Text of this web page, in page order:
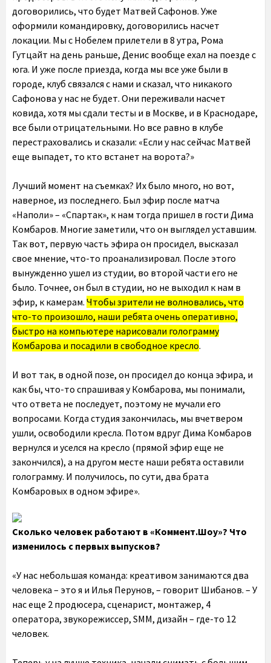
договорились, что будет Матвей Сафонов. Уже
оформили командировку, договорились насчет
локации. Мы с Нобелем прилетели в 8 утра, Рома
Гутцайт на день раньше, Денис вообще ехал на поезде с
юга. И уже после приезда, когда мы все уже были в
городе, клуб связался с нами и сказал, что никакого
Сафонова у нас не будет. Они переживали насчет
ковида, хотя мы сдали тесты и в Москве, и в Краснодаре,
все были отрицательными. Но все равно в клубе
перестраховались и сказали: «Если у нас сейчас Матвей
еще выпадет, то кто встанет на ворота?»
Лучший момент на съемках? Их было много, но вот,
наверное, из последнего. Был эфир после матча
«Наполи» – «Спартак», к нам тогда пришел в гости Дима
Комбаров. Многие заметили, что он выглядел уставшим.
Так вот, первую часть эфира он просидел, высказал
свое мнение, что-то проанализировал. После этого
вынужденно ушел из студии, во второй части его не
было. Точнее, он был в студии, но не выходил к нам в
эфир, к камерам. Чтобы зрители не волновались, что
что-то произошло, наши ребята очень оперативно,
быстро на компьютере нарисовали голограмму
Комбарова и посадили в свободное кресло.
И вот так, в одной позе, он просидел до конца эфира, и
как бы, что-то спрашивая у Комбарова, мы понимали,
что ответа не последует, поэтому не мучали его
вопросами. Когда студия закончилась, мы вчетвером
ушли, освободили кресла. Потом вдруг Дима Комбаров
вернулся и уселся на кресло (прямой эфир еще не
закончился), а на другом месте наши ребята оставили
голограмму. И получилось, по сути, два брата
Комбаровых в одном эфире».
Сколько человек работают в «Коммент.Шоу»? Что
изменилось с первых выпусков?
«У нас небольшая команда: креативом занимаются два
человека – это я и Илья Перунов, – говорит Шибанов. – У
нас еще 2 продюсера, сценарист, монтажер, 4
оператора, звукорежиссер, SMM, дизайн – где-то 12
человек.